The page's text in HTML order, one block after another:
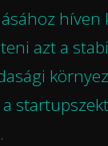
híven
azt a